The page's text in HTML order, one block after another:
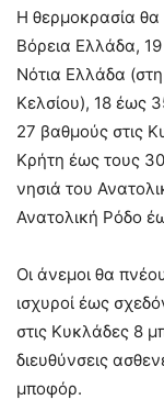
Η θερμοκρασία
Βόρεια Ελλάδα,
Νότια Ελλάδα
Κελσίου), 18 έως
27 βαθμούς στις
Κρήτη έως τους
νησιά του
Ανατολική Ρόδο
Οι άνεμοι θα
ισχυροί έως
στις Κυκλάδες 8
διευθύνσεις
μποφόρ.